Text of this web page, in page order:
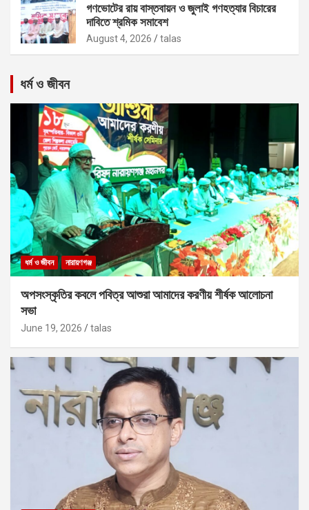
গণভোটের রায় বাস্তবায়ন ও জুলাই গণহত্যার বিচারের
দাবিতে শ্রমিক সমাবেশ
August 4, 2026 talas
ধর্ম ও জীবন
ধর্ম ও জীবন নারায়ণগঞ্জ
অপসংস্কৃতির কবলে পবিত্র আশুরা আমাদের করণীয় শীর্ষক আলোচনা
সভা
June 19, 2026 talas